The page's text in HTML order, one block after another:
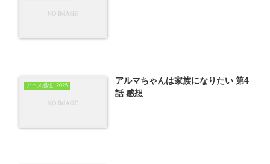
アニメ感想_2025
アルマちゃんは家族になりたい 第4
話 感想